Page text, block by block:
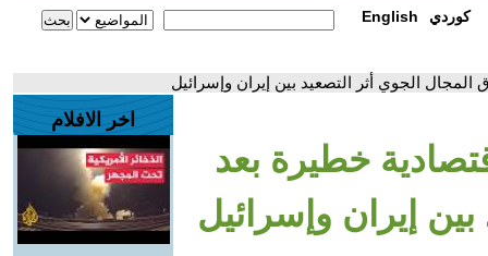
English كوردي
الجوي أثر التصعيد بين إيران وإسرائيل
خطيرة بعد
إيران وإسرائيل
اخر الافلام